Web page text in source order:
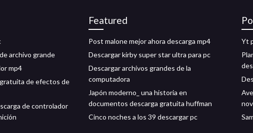
archivo grande
mp4
de efectos de
de controlador
Featured
Post malone mejor ahora descarga mp4
Descargar kirby super star ultra para pc
Descargar archivos grandes de la
computadora
Japón moderno_ una historia en
documentos descarga gratuita huffman
Cinco noches a los 39 descargar pc
Yt